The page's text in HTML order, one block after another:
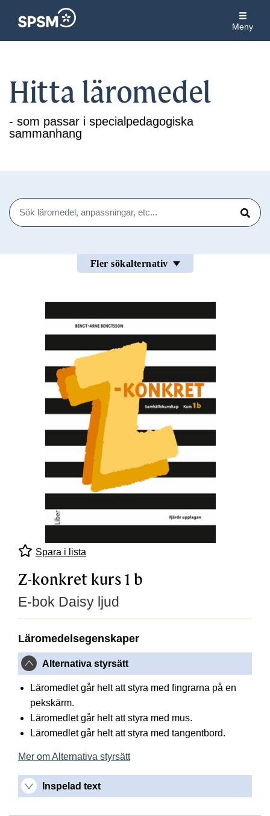
Meny
Hitta läromedel
- som passar i specialpedagogiska
sammanhang
Sök
Sök
Fler sökalternativ
Spara i lista
Z-konkret kurs 1 b
E-bok Daisy ljud
Läromedelsegenskaper
Alternativa styrsätt
Läromedlet går helt att styra med fingrarna på en
pekskärm.
Läromedlet går helt att styra med mus.
Läromedlet går helt att styra med tangentbord.
Mer om Alternativa styrsätt
Inspelad text